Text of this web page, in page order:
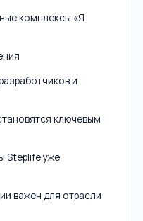
комплексы «Я
и
ключевым
Steplife уже
важен для отрасли